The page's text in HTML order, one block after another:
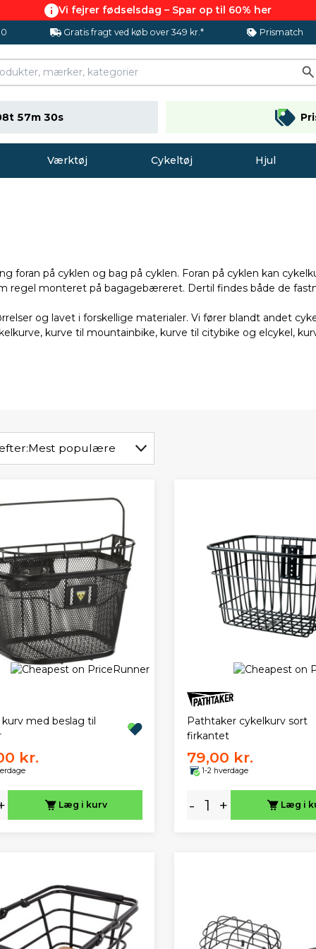
Vi fejrer fødselsdag – Spar op til 60% her
Gratis fragt ved køb over 349 kr.* Prismatch
57m 29s
Værktøj Cykeltøj Hjul
foran på cyklen og bag på cyklen. Foran på cyklen kan
regel monteret på bagagebæreret. Dertil findes både de
og lavet i forskellige materialer. Vi fører blandt andet
kurve til mountainbike, kurve til citybike og elcykel,
Mest populære
kurv med beslag til
kr.
Læg i kurv
Pathtaker cykelkurv sort
firkantet
79,00 kr.
1-2 hverdage
- + Læg i